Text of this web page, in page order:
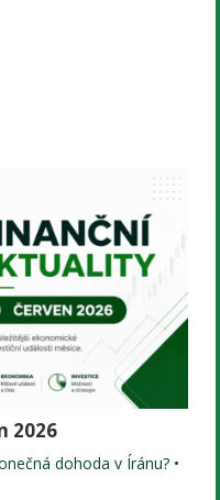
2026
dohoda v Íránu? •